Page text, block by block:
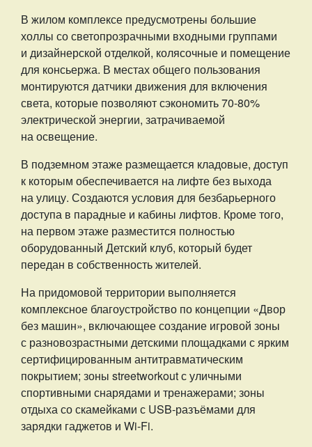
В жилом комплексе предусмотрены большие
холлы со светопрозрачными входными группами
и дизайнерской отделкой, колясочные и помещение
для консьержа. В местах общего пользования
монтируются датчики движения для включения
света, которые позволяют сэкономить 70-80%
электрической энергии, затрачиваемой
на освещение.
В подземном этаже размещается кладовые, доступ
к которым обеспечивается на лифте без выхода
на улицу. Создаются условия для безбарьерного
доступа в парадные и кабины лифтов. Кроме того,
на первом этаже разместится полностью
оборудованный Детский клуб, который будет
передан в собственность жителей.
На придомовой территории выполняется
комплексное благоустройство по концепции «Двор
без машин», включающее создание игровой зоны
с разновозрастными детскими площадками с ярким
сертифицированным антитравматическим
покрытием; зоны streetworkout с уличными
спортивными снарядами и тренажерами; зоны
отдыха со скамейками с USB-разъёмами для
зарядки гаджетов и Wi-Fi.